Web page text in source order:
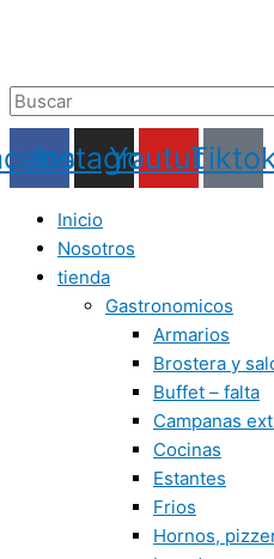
Instagram
Youtube
Inicio
Nosotros
tienda
Gastronomicos
Armarios
Brostera y
Buffet – falta
Campanas
Cocinas
Estantes
Frios
Hornos,